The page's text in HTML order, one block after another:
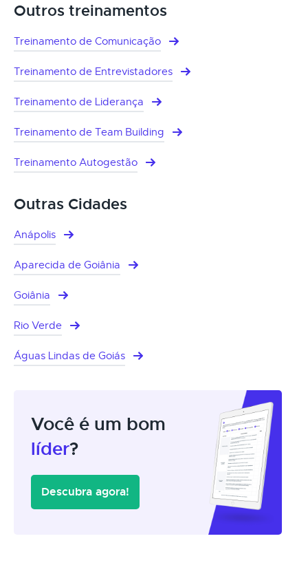
Outros treinamentos
Treinamento de Comunicação
Treinamento de Entrevistadores
Treinamento de Liderança
Treinamento de Team Building
Treinamento Autogestão
Outras Cidades
Anápolis
Aparecida de Goiânia
Goiânia
Rio Verde
Águas Lindas de Goiás
Você é um bom
líder?
Descubra agora!